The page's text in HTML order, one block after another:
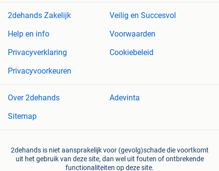
2dehands Zakelijk
Veilig en Succesvol
Help en info
Voorwaarden
Privacyverklaring
Cookiebeleid
Privacyvoorkeuren
Over 2dehands
Adevinta
Sitemap
2dehands is niet aansprakelijk voor (gevolg)schade die voortkomt
uit het gebruik van deze site, dan wel uit fouten of ontbrekende
functionaliteiten op deze site.